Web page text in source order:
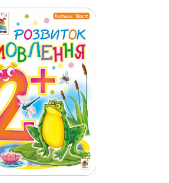
література (1015)
та посібники (527)
словники (55)
(1)